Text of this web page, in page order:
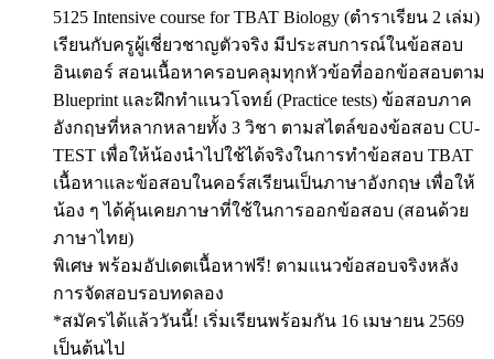
5125 Intensive course for TBAT Biology (ตำราเรียน 2 เล่ม)
เรียนกับครูผู้เชี่ยวชาญตัวจริง มีประสบการณ์ในข้อสอบ
อินเตอร์ สอนเนื้อหาครอบคลุมทุกหัวข้อที่ออกข้อสอบตาม
Blueprint และฝึกทำแนวโจทย์ (Practice tests) ข้อสอบภาค
อังกฤษที่หลากหลายทั้ง 3 วิชา ตามสไตล์ของข้อสอบ CU-
TEST เพื่อให้น้องนำไปใช้ได้จริงในการทำข้อสอบ TBAT
เนื้อหาและข้อสอบในคอร์สเรียนเป็นภาษาอังกฤษ เพื่อให้
น้อง ๆ ได้คุ้นเคยภาษาที่ใช้ในการออกข้อสอบ (สอนด้วย
ภาษาไทย)
พิเศษ พร้อมอัปเดตเนื้อหาฟรี! ตามแนวข้อสอบจริงหลัง
การจัดสอบรอบทดลอง
*สมัครได้แล้ววันนี้! เริ่มเรียนพร้อมกัน 16 เมษายน 2569
เป็นต้นไป